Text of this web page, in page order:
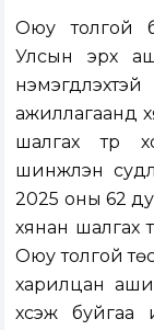
Оюу толгой
Улсын эрх
ажиллагаанд
шалгах түр
шинжлэн
2025 оны 62
хянан шалгах
Оюу толгой
харилцан
хүсэж